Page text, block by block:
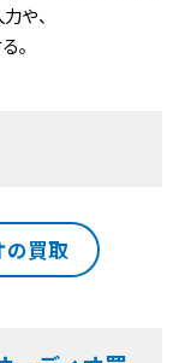
や、
。
の買取